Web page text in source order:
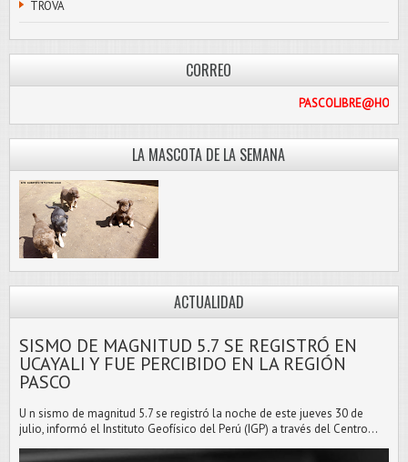
TROVA
CORREO
LA MASCOTA DE LA SEMANA
ACTUALIDAD
SISMO DE MAGNITUD 5.7 SE REGISTRÓ EN
UCAYALI Y FUE PERCIBIDO EN LA REGIÓN
PASCO
U n sismo de magnitud 5.7 se registró la noche de este jueves 30 de
julio, informó el Instituto Geofísico del Perú (IGP) a través del Centro...